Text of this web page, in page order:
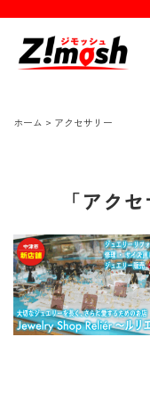
ホーム > アクセサリー
「アク